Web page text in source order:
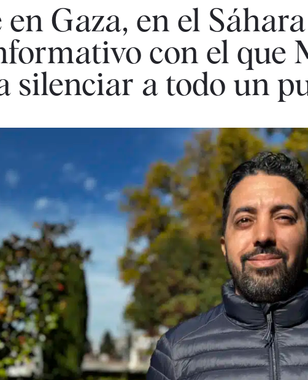
en Gaza, en el
con el que
silenciar a todo un